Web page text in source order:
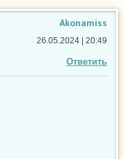
Akonamiss
Ответить
26.05.2024 | 20:49